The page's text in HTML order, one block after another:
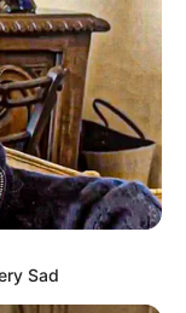
wajib ditandai *
Sad